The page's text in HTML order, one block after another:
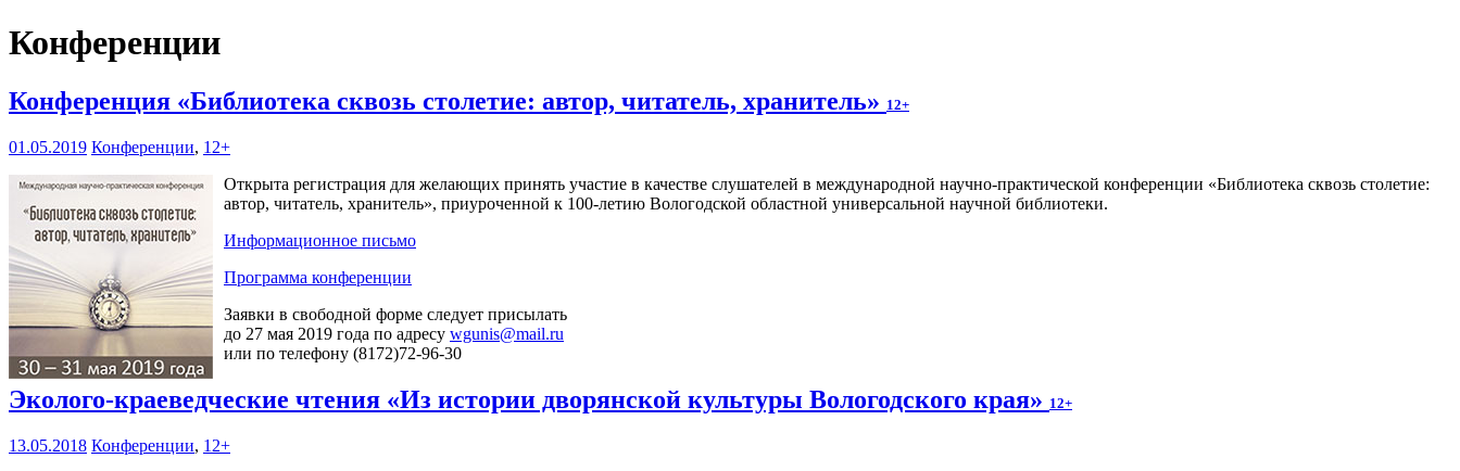
Конференции
Конференция «Библиотека сквозь столетие: автор, читатель, хранитель» 12+
01.05.2019 Конференции, 12+
Открыта регистрация для желающих принять участие в качестве слушателей в международной научно-практической конференции «Библиотека сквозь столетие:
автор, читатель, хранитель», приуроченной к 100-летию Вологодской областной универсальной научной библиотеки.
Информационное письмо
Программа конференции
Заявки в свободной форме следует присылать
до 27 мая 2019 года по адресу wgunis@mail.ru
или по телефону (8172)72-96-30
Эколого-краеведческие чтения «Из истории дворянской культуры Вологодского края» 12+
13.05.2018 Конференции, 12+